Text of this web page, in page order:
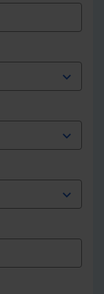
expand_more
expand_more
expand_more